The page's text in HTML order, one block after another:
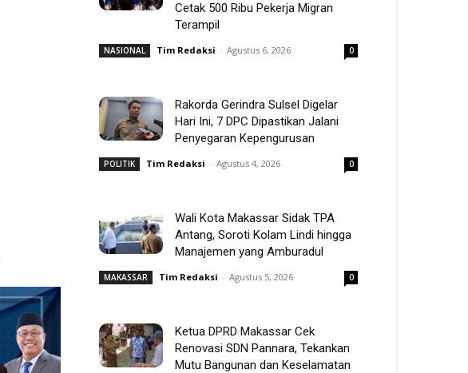
Cetak 500 Ribu Pekerja Migran
Terampil
NASIONAL Tim Redaksi - Agustus 6, 2026 0
Rakorda Gerindra Sulsel Digelar
Hari Ini, 7 DPC Dipastikan Jalani
Penyegaran Kepengurusan
POLITIK Tim Redaksi - Agustus 4, 2026 0
Wali Kota Makassar Sidak TPA
Antang, Soroti Kolam Lindi hingga
Manajemen yang Amburadul
MAKASSAR Tim Redaksi - Agustus 5, 2026 0
Ketua DPRD Makassar Cek
Renovasi SDN Pannara, Tekankan
Mutu Bangunan dan Keselamatan